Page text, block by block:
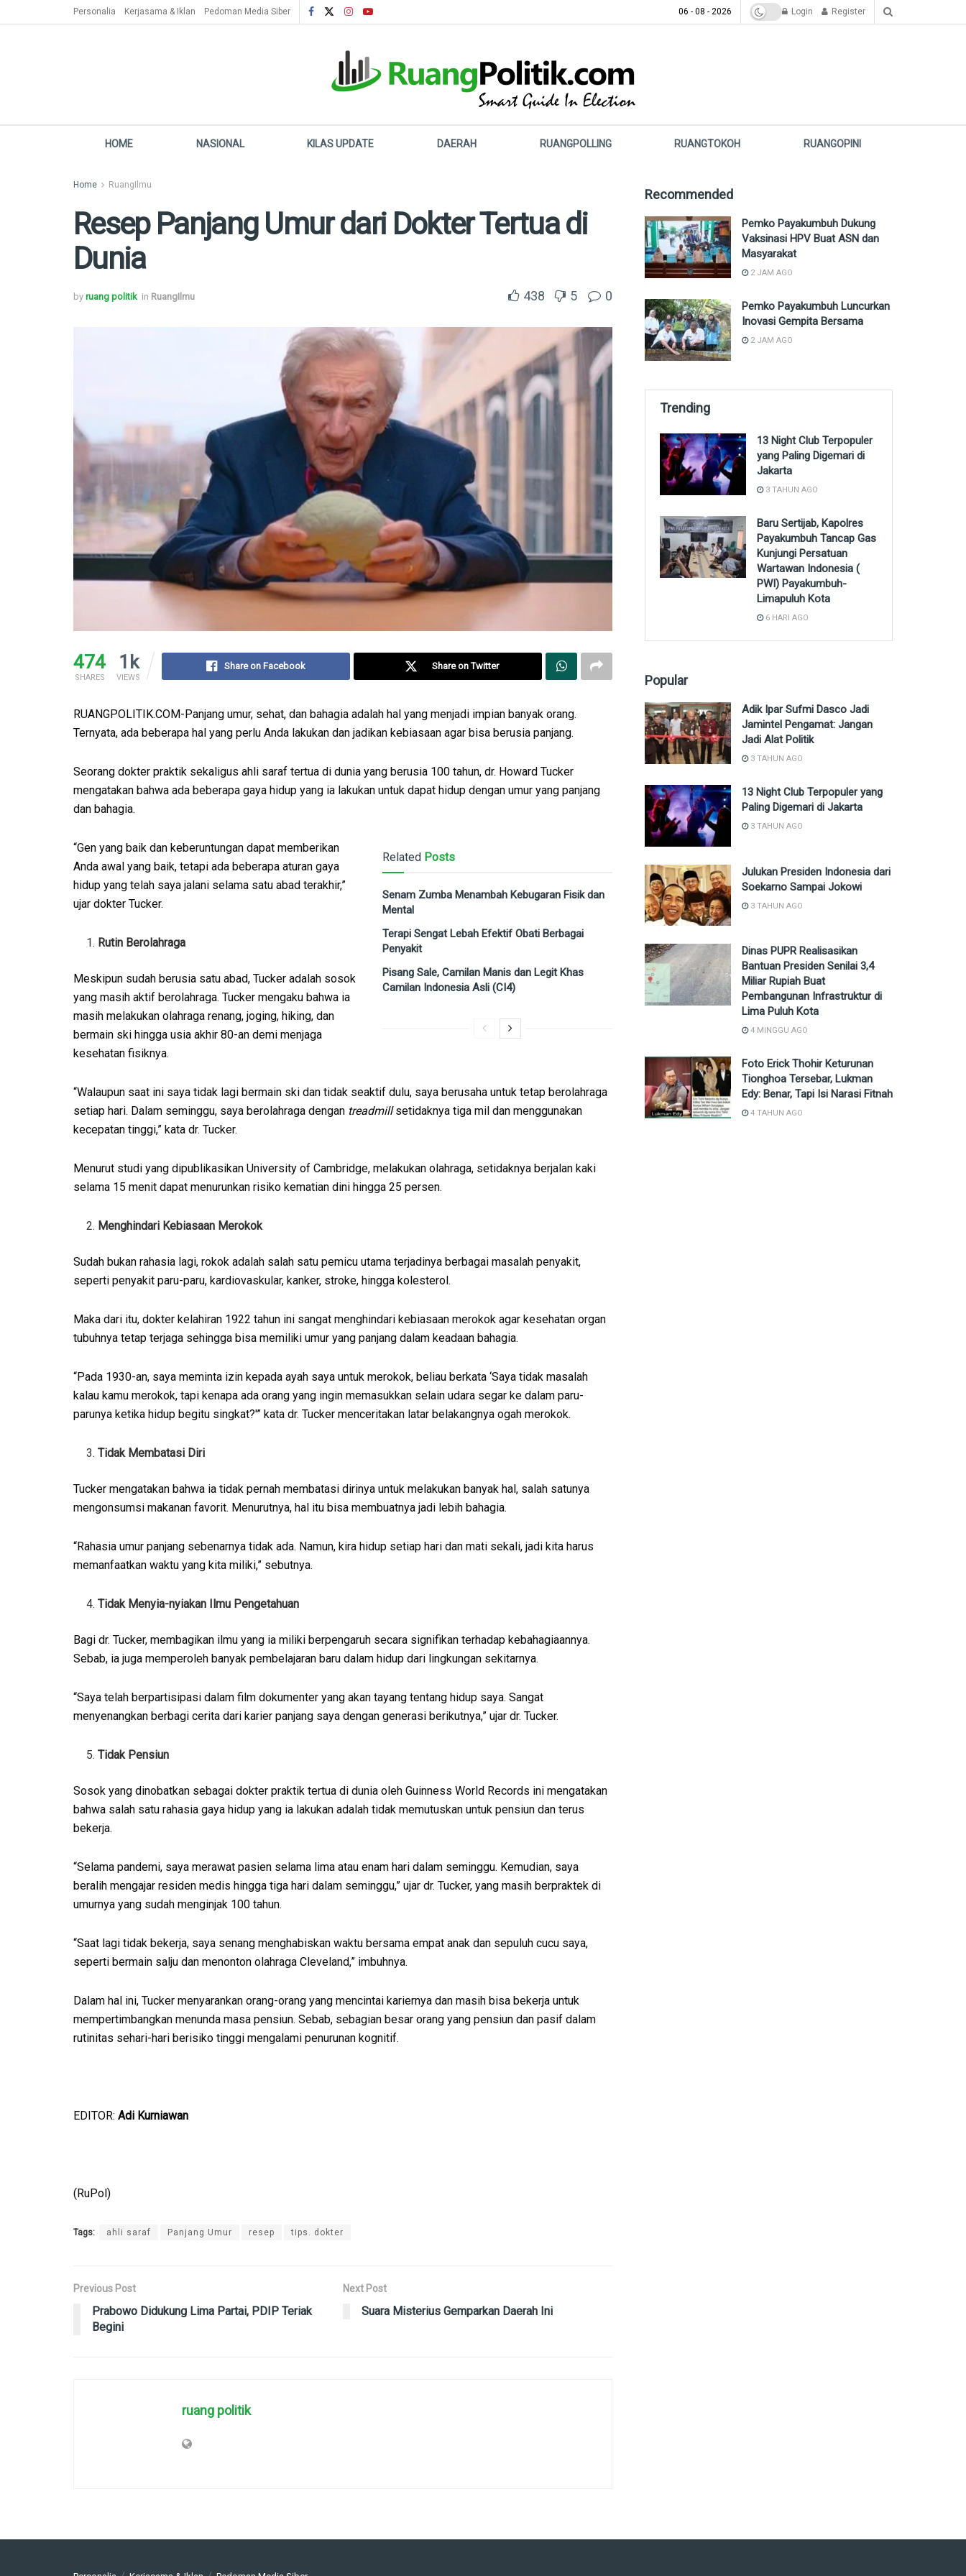
Personalia Kerjasama & Iklan Pedoman Media Siber 06 - 08 - 2026 Login Register
HOME NASIONAL KILAS UPDATE DAERAH RUANGPOLLING RUANGTOKOH RUANGOPINI
Home RuangIlmu
Resep Panjang Umur dari Dokter Tertua di
Dunia
by ruang politik in RuangIlmu 438 5 0
474
SHARES
1k
VIEWS
Share on Facebook Share on Twitter
RUANGPOLITIK.COM-Panjang umur, sehat, dan bahagia adalah hal yang menjadi impian banyak orang.
Ternyata, ada beberapa hal yang perlu Anda lakukan dan jadikan kebiasaan agar bisa berusia panjang.
Seorang dokter praktik sekaligus ahli saraf tertua di dunia yang berusia 100 tahun, dr. Howard Tucker
mengatakan bahwa ada beberapa gaya hidup yang ia lakukan untuk dapat hidup dengan umur yang panjang
dan bahagia.
Related Posts
Senam Zumba Menambah Kebugaran Fisik dan
Mental
Terapi Sengat Lebah Efektif Obati Berbagai
Penyakit
Pisang Sale, Camilan Manis dan Legit Khas
Camilan Indonesia Asli (CI4)
“Gen yang baik dan keberuntungan dapat memberikan
Anda awal yang baik, tetapi ada beberapa aturan gaya
hidup yang telah saya jalani selama satu abad terakhir,”
ujar dokter Tucker.
Rutin Berolahraga
Meskipun sudah berusia satu abad, Tucker adalah sosok
yang masih aktif berolahraga. Tucker mengaku bahwa ia
masih melakukan olahraga renang, joging, hiking, dan
bermain ski hingga usia akhir 80-an demi menjaga
kesehatan fisiknya.
“Walaupun saat ini saya tidak lagi bermain ski dan tidak seaktif dulu, saya berusaha untuk tetap berolahraga
setiap hari. Dalam seminggu, saya berolahraga dengan treadmillsetidaknya tiga mil dan menggunakan
kecepatan tinggi,” kata dr. Tucker.
Menurut studi yang dipublikasikan University of Cambridge, melakukan olahraga, setidaknya berjalan kaki
selama 15 menit dapat menurunkan risiko kematian dini hingga 25 persen.
Menghindari Kebiasaan Merokok
Sudah bukan rahasia lagi, rokok adalah salah satu pemicu utama terjadinya berbagai masalah penyakit,
seperti penyakit paru-paru, kardiovaskular, kanker, stroke, hingga kolesterol.
Maka dari itu, dokter kelahiran 1922 tahun ini sangat menghindari kebiasaan merokok agar kesehatan organ
tubuhnya tetap terjaga sehingga bisa memiliki umur yang panjang dalam keadaan bahagia.
“Pada 1930-an, saya meminta izin kepada ayah saya untuk merokok, beliau berkata ‘Saya tidak masalah
kalau kamu merokok, tapi kenapa ada orang yang ingin memasukkan selain udara segar ke dalam paru-
parunya ketika hidup begitu singkat?'” kata dr. Tucker menceritakan latar belakangnya ogah merokok.
Tidak Membatasi Diri
Tucker mengatakan bahwa ia tidak pernah membatasi dirinya untuk melakukan banyak hal, salah satunya
mengonsumsi makanan favorit. Menurutnya, hal itu bisa membuatnya jadi lebih bahagia.
“Rahasia umur panjang sebenarnya tidak ada. Namun, kira hidup setiap hari dan mati sekali, jadi kita harus
memanfaatkan waktu yang kita miliki,” sebutnya.
Tidak Menyia-nyiakan Ilmu Pengetahuan
Bagi dr. Tucker, membagikan ilmu yang ia miliki berpengaruh secara signifikan terhadap kebahagiaannya.
Sebab, ia juga memperoleh banyak pembelajaran baru dalam hidup dari lingkungan sekitarnya.
“Saya telah berpartisipasi dalam film dokumenter yang akan tayang tentang hidup saya. Sangat
menyenangkan berbagi cerita dari karier panjang saya dengan generasi berikutnya,” ujar dr. Tucker.
Tidak Pensiun
Sosok yang dinobatkan sebagai dokter praktik tertua di dunia oleh Guinness World Records ini mengatakan
bahwa salah satu rahasia gaya hidup yang ia lakukan adalah tidak memutuskan untuk pensiun dan terus
bekerja.
“Selama pandemi, saya merawat pasien selama lima atau enam hari dalam seminggu. Kemudian, saya
beralih mengajar residen medis hingga tiga hari dalam seminggu,” ujar dr. Tucker, yang masih berpraktek di
umurnya yang sudah menginjak 100 tahun.
“Saat lagi tidak bekerja, saya senang menghabiskan waktu bersama empat anak dan sepuluh cucu saya,
seperti bermain salju dan menonton olahraga Cleveland,” imbuhnya.
Dalam hal ini, Tucker menyarankan orang-orang yang mencintai kariernya dan masih bisa bekerja untuk
mempertimbangkan menunda masa pensiun. Sebab, sebagian besar orang yang pensiun dan pasif dalam
rutinitas sehari-hari berisiko tinggi mengalami penurunan kognitif.
EDITOR: Adi Kurniawan
(RuPol)
Tags: ahli saraf Panjang Umur resep tips. dokter
Previous Post
Prabowo Didukung Lima Partai, PDIP Teriak
Begini
Next Post
Suara Misterius Gemparkan Daerah Ini
ruang politik
Recommended
Pemko Payakumbuh Dukung
Vaksinasi HPV Buat ASN dan
Masyarakat
2 JAM AGO
Pemko Payakumbuh Luncurkan
Inovasi Gempita Bersama
2 JAM AGO
Trending
13 Night Club Terpopuler
yang Paling Digemari di
Jakarta
3 TAHUN AGO
Baru Sertijab, Kapolres
Payakumbuh Tancap Gas
Kunjungi Persatuan
Wartawan Indonesia (
PWI) Payakumbuh-
Limapuluh Kota
6 HARI AGO
Popular
Adik Ipar Sufmi Dasco Jadi
Jamintel Pengamat: Jangan
Jadi Alat Politik
3 TAHUN AGO
13 Night Club Terpopuler yang
Paling Digemari di Jakarta
3 TAHUN AGO
Julukan Presiden Indonesia dari
Soekarno Sampai Jokowi
3 TAHUN AGO
Dinas PUPR Realisasikan
Bantuan Presiden Senilai 3,4
Miliar Rupiah Buat
Pembangunan Infrastruktur di
Lima Puluh Kota
4 MINGGU AGO
Foto Erick Thohir Keturunan
Tionghoa Tersebar, Lukman
Edy: Benar, Tapi Isi Narasi Fitnah
4 TAHUN AGO